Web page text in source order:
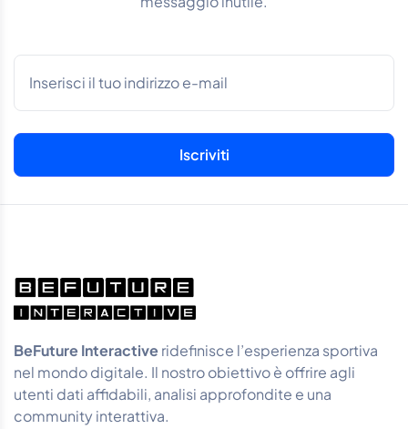
BeFuture Interactiveridefinisce l’esperienza sportiva
nel mondo digitale. Il nostro obiettivo è offrire agli
utenti dati affidabili, analisi approfondite e una
community interattiva.